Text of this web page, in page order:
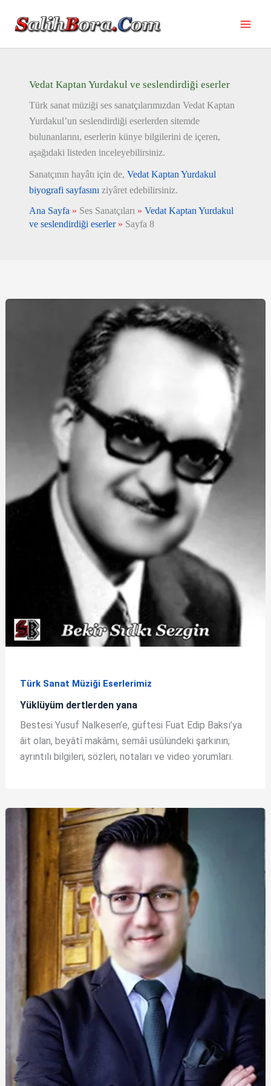
Vedat Kaptan Yurdakul ve seslendirdiği eserler
Türk sanat müziği ses sanatçılarımızdan Vedat Kaptan
Yurdakul’un seslendirdiği eserlerden sitemde
bulunanlarını, eserlerin künye bilgilerini de içeren,
aşağıdaki listeden inceleyebilirsiniz.
Sanatçının hayâtı için de, Vedat Kaptan Yurdakul
biyografi sayfasını ziyâret edebilirsiniz.
Ana Sayfa » Ses Sanatçıları » Vedat Kaptan Yurdakul
ve seslendirdiği eserler» Sayfa 8
Türk Sanat Müziği Eserlerimiz
Yüklüyüm dertlerden yana
Bestesi Yusuf Nalkesen’e, güftesi Fuat Edip Baksı’ya
âit olan, beyâtî makâmı, semâî usûlündeki şarkının;
ayrıntılı bilgileri, sözleri, notaları ve video yorumları.